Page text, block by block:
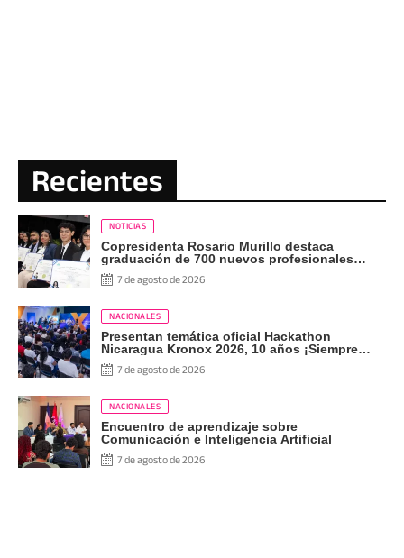
Recientes
NOTICIAS
Copresidenta Rosario Murillo destaca
graduación de 700 nuevos profesionales
Pueblo Presidente
7 de agosto de 2026
NACIONALES
Presentan temática oficial Hackathon
Nicaragua Kronox 2026, 10 años ¡Siempre
Más Allá!
7 de agosto de 2026
NACIONALES
Encuentro de aprendizaje sobre
Comunicación e Inteligencia Artificial
7 de agosto de 2026